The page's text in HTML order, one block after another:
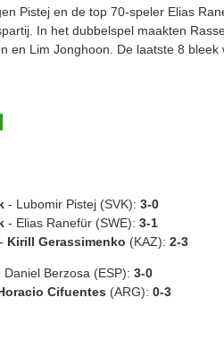
Pistej en de top 70-speler Elias
In het dubbelspel maakten
en Lim Jonghoon. De laatste 8
- Lubomir Pistej (SVK): 3-0
- Elias Ranefür (SWE): 3-1
Kirill Gerassimenko (KAZ): 2-3
Daniel Berzosa (ESP): 3-0
Cifuentes (ARG): 0-3